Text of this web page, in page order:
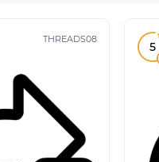
THREADS08
5